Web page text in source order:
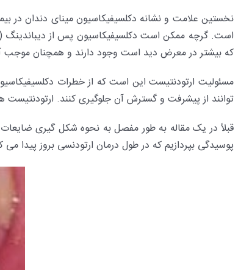
نخستین علامت و نشانه دکلسیفیکاسیون مینای دندان در
است. گرچه ممکن است دکلسیفیکاسیون پس از دیباندینگ
که بیشتر در معرض دید است وجود دارند و همچنان موجب
مسئولیت ارتودنتیست این است که از خطرات
توانند از پیشرفت و گسترش آن جلوگیری کنند. ارتودنتیست
قبلاً در یک مقاله به طور مفصل به نحوه شکل گیری ضایعات
پوسیدگی بپردازیم که در طول درمان ارتودنسی بروز پیدا می